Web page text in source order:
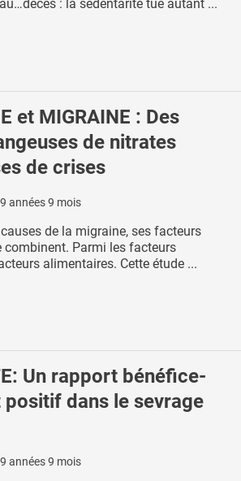
: la sédentarité tue autant ...
et MIGRAINE : Des
de nitrates
de crises
9 années 9 mois
de la migraine, ses facteurs
combinent. Parmi les facteurs
alimentaires. Cette étude ...
Un rapport bénéfice-
dans le sevrage
9 années 9 mois